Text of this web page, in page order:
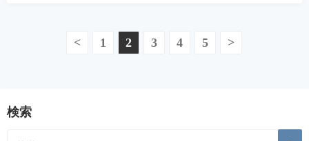
ペ
< 1 2 3 4 5 >
検索